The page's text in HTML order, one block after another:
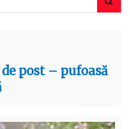
post – pufoasă